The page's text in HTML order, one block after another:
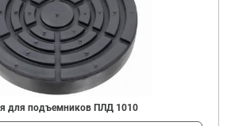
для подъемников ПЛД 1010